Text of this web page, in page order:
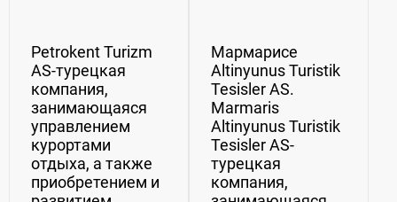
Petrokent Turizm
AS-турецкая
компания,
занимающаяся
управлением
курортами
отдыха, а также
приобретением и
Мармарисе
Altinyunus Turistik
Tesisler AS.
Marmaris
Altinyunus Turistik
Tesisler AS-
турецкая
компания,